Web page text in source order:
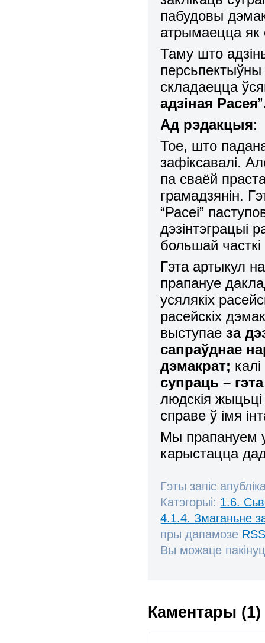
пабудовы
атрымаецца як
Таму што
персьпектыўны
складаецца
адзіная Расея
Ад рэдакцыя:
Тое, што
зафіксавалі.
па сваёй
грамадзянін.
“Расеі”
дэзінтэграцыі
большай
Гэта артыкул
прапануе
усялякіх
расейскіх
выступаеза
сапраўднае
дэмакрат;
супраць –
людскія жыцьці
справе ў імя
Мы прапануем
карыстацца
Гэты запіс
Катэгорыі: 1.6.
4.1.4. Змаганьне
пры дапамозе
Вы можаце
Каментары (1)